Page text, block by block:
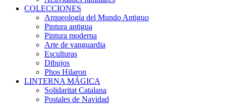
COLECCIONES
Arqueología del Mundo Antiguo
Pintura antigua
Pintura moderna
Arte de vanguardia
Esculturas
Dibujos
Phos Hilaron
LINTERNA MÁGICA
Solidaritat Catalana
Postales de Navidad